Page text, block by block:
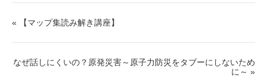
« 【マップ集読み解き講座】
なぜ話しにくいの？原発災害～原子力防災をタブーにしないため
に～ »